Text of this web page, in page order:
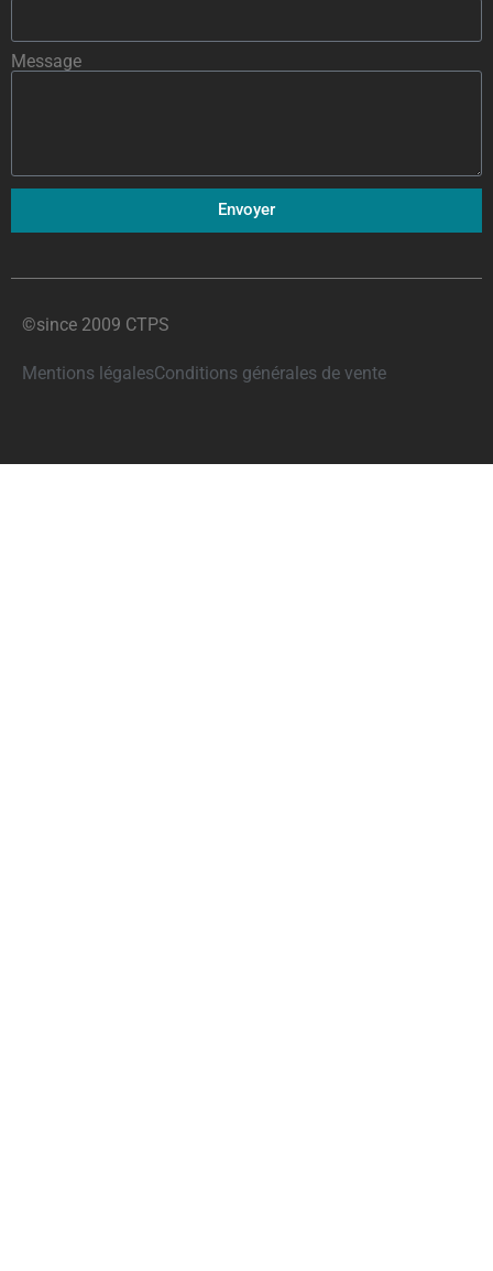
Message
Envoyer
©since 2009 CTPS
Mentions légalesConditions générales de vente